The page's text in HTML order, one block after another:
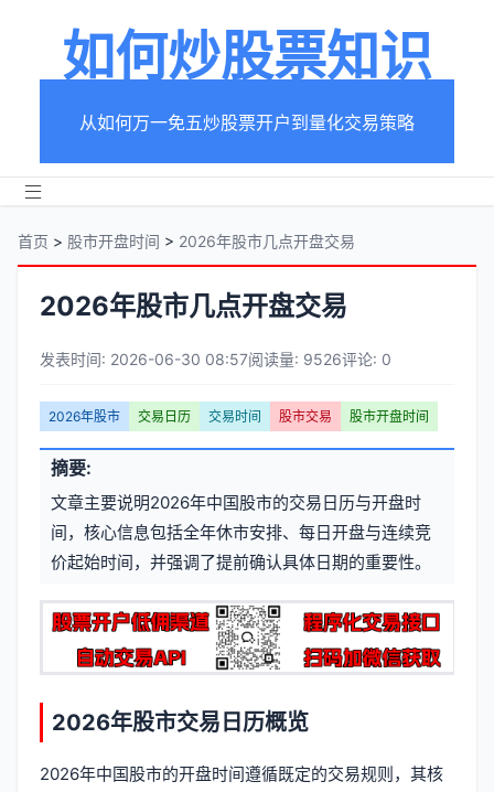
如何炒股票知识
从如何万一免五炒股票开户到量化交易策略
首页 > 股市开盘时间 > 2026年股市几点开盘交易
2026年股市几点开盘交易
章
元
信
息
发表时间: 2026-06-30 08:57阅读量: 9526评论: 0
文
章
标
签
2026年股市 交易日历 交易时间 股市交易 股市开盘时间
摘要:
文章主要说明2026年中国股市的交易日历与开盘时
间，核心信息包括全年休市安排、每日开盘与连续竞
价起始时间，并强调了提前确认具体日期的重要性。
2026年股市交易日历概览
2026年中国股市的开盘时间遵循既定的交易规则，其核